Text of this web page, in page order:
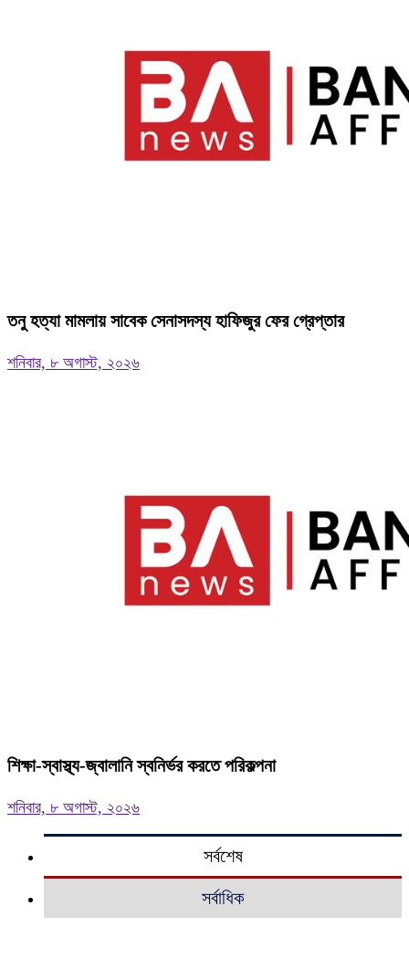
তনু হত্যা মামলায় সাবেক সেনাসদস্য হাফিজুর ফের গ্রেপ্তার
শনিবার, ৮ অগাস্ট, ২০২৬
শিক্ষা-স্বাস্থ্য-জ্বালানি স্বনির্ভর করতে পরিকল্পনা
শনিবার, ৮ অগাস্ট, ২০২৬
সর্বশেষ
সর্বাধিক